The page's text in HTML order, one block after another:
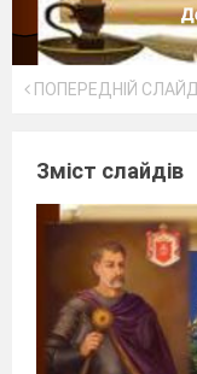
ПОПЕРЕДНІЙ СЛАЙД
Зміст слайдів